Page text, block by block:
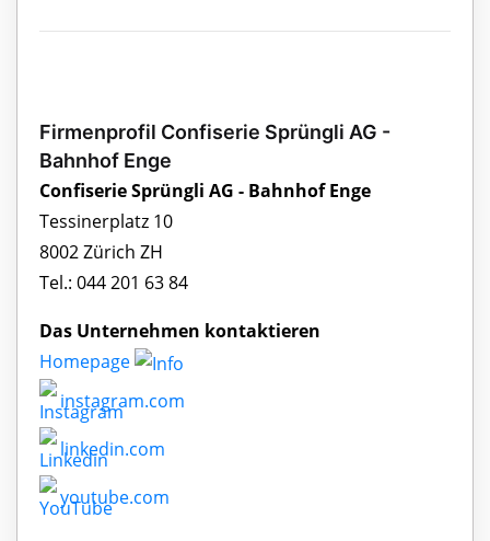
Firmenprofil Confiserie Sprüngli AG -
Bahnhof Enge
Confiserie Sprüngli AG - Bahnhof Enge
Tessinerplatz 10
8002 Zürich ZH
Tel.: 044 201 63 84
Das Unternehmen kontaktieren
Homepage
instagram.com
linkedin.com
youtube.com